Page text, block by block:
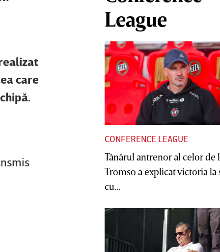
care
League
CONFERENCE LEAGUE
Tânărul antrenor al celor de
Tromso a explicat victoria la
cu...